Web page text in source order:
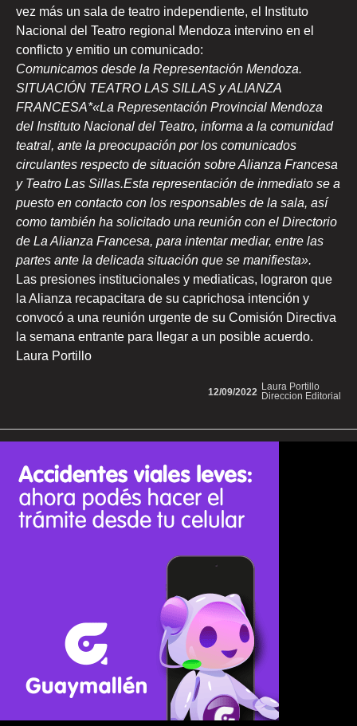
vez más un sala de teatro independiente, el Instituto
Nacional del Teatro regional Mendoza intervino en el
conflicto y emitio un comunicado:
Comunicamos desde la Representación Mendoza.
SITUACIÓN TEATRO LAS SILLAS y ALIANZA
FRANCESA*«La Representación Provincial Mendoza
del Instituto Nacional del Teatro, informa a la comunidad
teatral, ante la preocupación por los comunicados
circulantes respecto de situación sobre Alianza Francesa
y Teatro Las Sillas.Esta representación de inmediato se a
puesto en contacto con los responsables de la sala, así
como también ha solicitado una reunión con el Directorio
de La Alianza Francesa, para intentar mediar, entre las
partes ante la delicada situación que se manifiesta».
Las presiones institucionales y mediaticas, lograron que
la Alianza recapacitara de su caprichosa intención y
convocó a una reunión urgente de su Comisión Directiva
la semana entrante para llegar a un posible acuerdo.
Laura Portillo
Laura Portillo
Direccion Editorial
12/09/2022